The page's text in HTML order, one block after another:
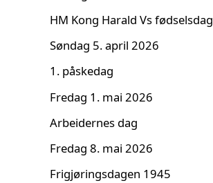
HM Kong Harald Vs fødselsdag
Søndag 5. april 2026
1. påskedag
Fredag 1. mai 2026
Arbeidernes dag
Fredag 8. mai 2026
Frigjøringsdagen 1945